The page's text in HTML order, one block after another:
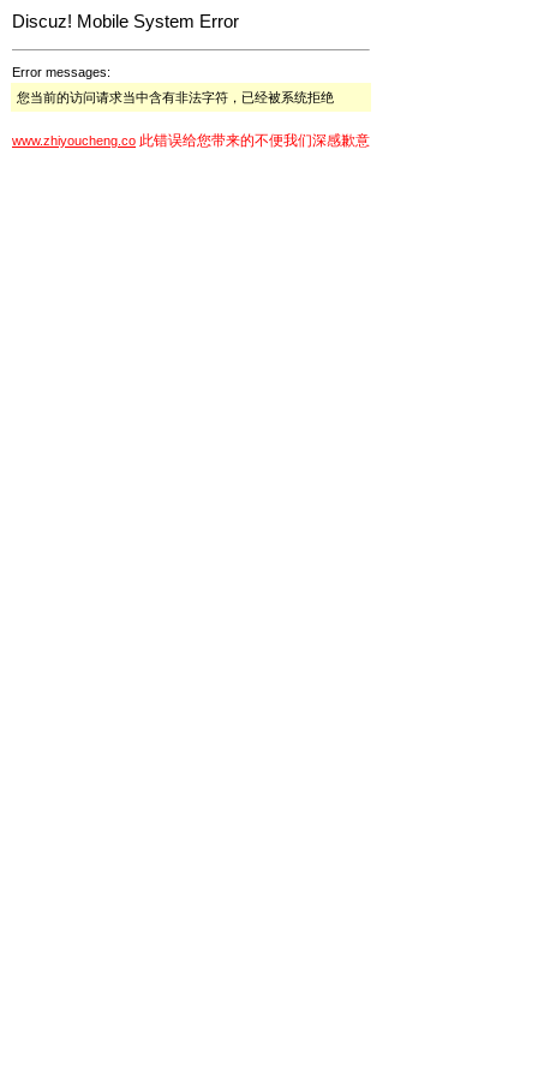
Discuz! Mobile System Error
Error messages:
您当前的访问请求当中含有非法字符，已经被系统拒绝
www.zhiyoucheng.co 此错误给您带来的不便我们深感歉意